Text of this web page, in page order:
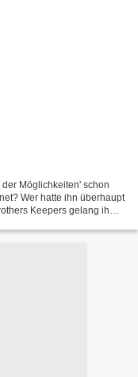
Möglichkeiten' schon
Wer hatte ihn überhaupt
Keepers gelang ihm